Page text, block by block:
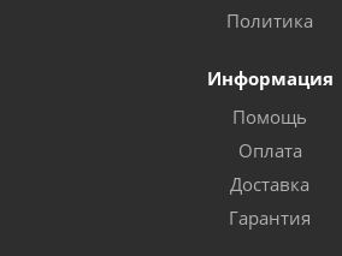
Политика
Информация
Помощь
Оплата
Доставка
Гарантия